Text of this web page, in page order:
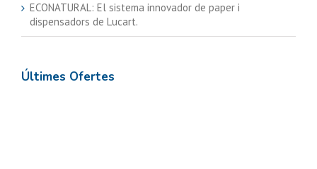
ECONATURAL: El sistema innovador de paper i
dispensadors de Lucart.
Últimes Ofertes